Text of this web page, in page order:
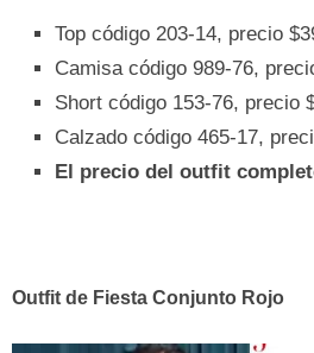
Top código 203-14, precio
Camisa código 989-76,
Short código 153-76, precio
Calzado código 465-17,
El precio del outfit
Outfit de Fiesta Conjunto Rojo